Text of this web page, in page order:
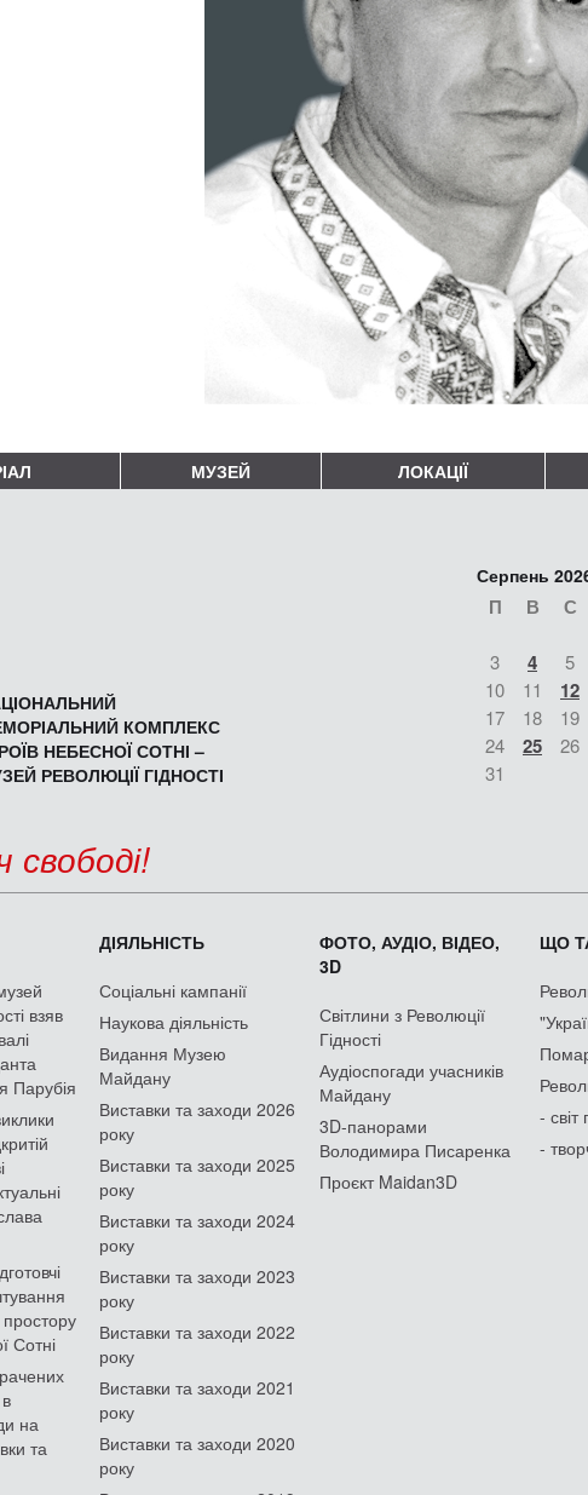
МУЗЕЙ ЛОКАЦІЇ
КОМПЛЕКС
НЕБЕСНОЇ СОТНІ –
РЕВОЛЮЦІЇ ГІДНОСТІ
Серпень
П В С
3 4 5
10
11 12
17
18 19
24
25 26
31
свободі!
взяв
Парубія
Сотні
на
та
ДІЯЛЬНІСТЬ
Соціальні кампанії
Наукова діяльність
Видання Музею
Майдану
Виставки та заходи 2026
року
Виставки та заходи 2025
року
Виставки та заходи 2024
року
Виставки та заходи 2023
року
Виставки та заходи 2022
року
Виставки та заходи 2021
року
Виставки та заходи 2020
року
ФОТО, АУДІО, ВІДЕО,
3D
Світлини з Революції
Гідності
Аудіоспогади учасників
Майдану
3D-панорами
Володимира Писаренка
Проєкт Maidan3D
ЩО
-
-